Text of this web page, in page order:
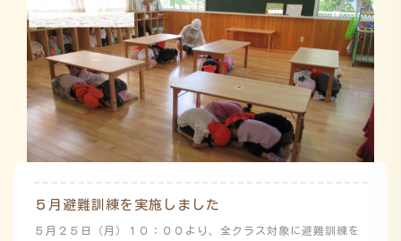
５月避難訓練を実施しました
５月２５日（月）１０：００より、全クラス対象に避難訓練を